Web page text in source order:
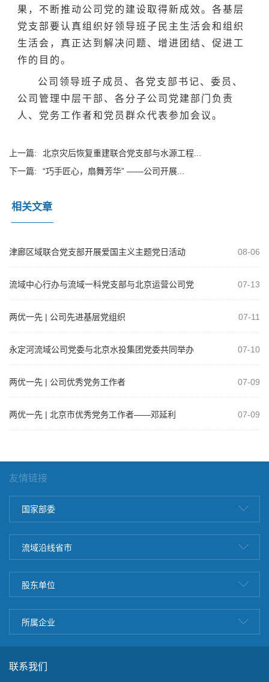
果，不断推动公司党的建设取得新成效。各基层
党支部要认真组织好领导班子民主生活会和组织
生活会，真正达到解决问题、增进团结、促进工
作的目的。
公司领导班子成员、各党支部书记、委员、
公司管理中层干部、各分子公司党建部门负责
人、党务工作者和党员群众代表参加会议。
上一篇:
北京灾后恢复重建联合党支部与水源工程...
下一篇:
“巧手匠心，扇舞芳华” ——公司开展...
相关文章
津廊区域联合党支部开展爱国主义主题党日活动 08-06
流域中心行办与流域一科党支部与北京运营公司党
07-13
两优一先 | 公司先进基层党组织 07-11
永定河流域公司党委与北京水投集团党委共同举办
07-10
两优一先 | 公司优秀党务工作者 07-09
两优一先 | 北京市优秀党务工作者——邓延利 07-09
友情链接
国家部委
流域沿线省市
股东单位
所属企业
联系我们